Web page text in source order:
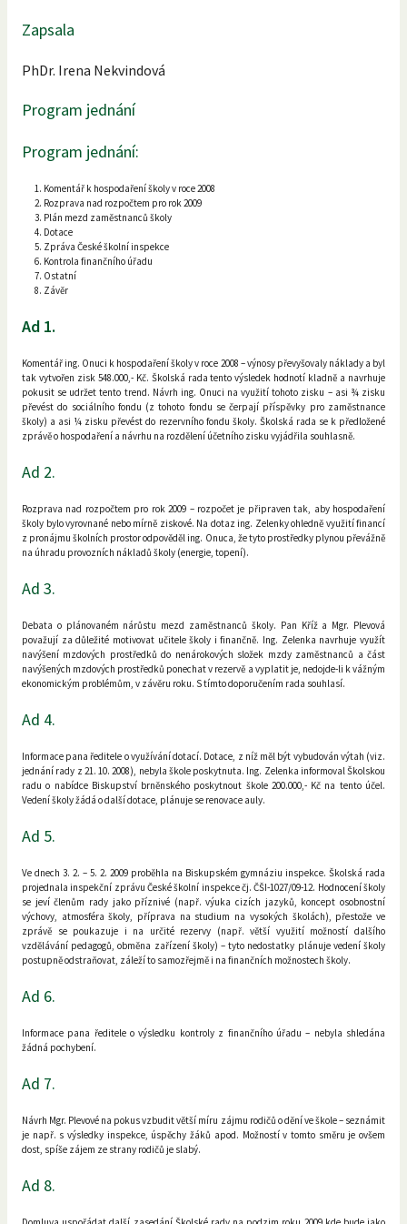
Zapsala
PhDr. Irena Nekvindová
Program jednání
Program jednání:
Komentář k hospodaření školy v roce 2008
Rozprava nad rozpočtem pro rok 2009
Plán mezd zaměstnanců školy
Dotace
Zpráva České školní inspekce
Kontrola finančního úřadu
Ostatní
Závěr
Ad 1.
Komentář ing. Onuci k hospodaření školy v roce 2008 – výnosy převyšovaly náklady a byl
tak vytvořen zisk 548.000,- Kč. Školská rada tento výsledek hodnotí kladně a navrhuje
pokusit se udržet tento trend. Návrh ing. Onuci na využití tohoto zisku – asi ¾ zisku
převést do sociálního fondu (z tohoto fondu se čerpají příspěvky pro zaměstnance
školy) a asi ¼ zisku převést do rezervního fondu školy. Školská rada se k předložené
zprávě o hospodaření a návrhu na rozdělení účetního zisku vyjádřila souhlasně.
Ad 2.
Rozprava nad rozpočtem pro rok 2009 – rozpočet je připraven tak, aby hospodaření
školy bylo vyrovnané nebo mírně ziskové. Na dotaz ing. Zelenky ohledně využití financí
z pronájmu školních prostor odpověděl ing. Onuca, že tyto prostředky plynou převážně
na úhradu provozních nákladů školy (energie, topení).
Ad 3.
Debata o plánovaném nárůstu mezd zaměstnanců školy. Pan Kříž a Mgr. Plevová
považují za důležité motivovat učitele školy i finančně. Ing. Zelenka navrhuje využít
navýšení mzdových prostředků do nenárokových složek mzdy zaměstnanců a část
navýšených mzdových prostředků ponechat v rezervě a vyplatit je, nedojde-li k vážným
ekonomickým problémům, v závěru roku. S tímto doporučením rada souhlasí.
Ad 4.
Informace pana ředitele o využívání dotací. Dotace, z níž měl být vybudován výtah (viz.
jednání rady z 21. 10. 2008), nebyla škole poskytnuta. Ing. Zelenka informoval Školskou
radu o nabídce Biskupství brněnského poskytnout škole 200.000,- Kč na tento účel.
Vedení školy žádá o další dotace, plánuje se renovace auly.
Ad 5.
Ve dnech 3. 2. – 5. 2. 2009 proběhla na Biskupském gymnáziu inspekce. Školská rada
projednala inspekční zprávu České školní inspekce čj. ČŠI-1027/09-12. Hodnocení školy
se jeví členům rady jako příznivé (např. výuka cizích jazyků, koncept osobnostní
výchovy, atmosféra školy, příprava na studium na vysokých školách), přestože ve
zprávě se poukazuje i na určité rezervy (např. větší využití možností dalšího
vzdělávání pedagogů, obměna zařízení školy) – tyto nedostatky plánuje vedení školy
postupně odstraňovat, záleží to samozřejmě i na finančních možnostech školy.
Ad 6.
Informace pana ředitele o výsledku kontroly z finančního úřadu – nebyla shledána
žádná pochybení.
Ad 7.
Návrh Mgr. Plevové na pokus vzbudit větší míru zájmu rodičů o dění ve škole – seznámit
je např. s výsledky inspekce, úspěchy žáků apod. Možností v tomto směru je ovšem
dost, spíše zájem ze strany rodičů je slabý.
Ad 8.